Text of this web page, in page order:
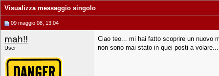
Visualizza messaggio singolo
09 maggio 08, 13:04
mah!!
User
Ciao teo... mi hai fatto scoprire un nuovo
non sono mai stato in quei posti a